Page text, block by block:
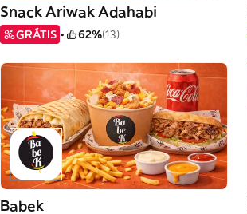
Snack Ariwak Adahabi
GRÁTIS 62%(13)
Babek